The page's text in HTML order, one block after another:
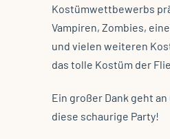
Kostümwettbewerbs
Vampiren, Zombies,
und vielen weiteren
das tolle Kostüm der
Ein großer Dank geht
diese schaurige Party!